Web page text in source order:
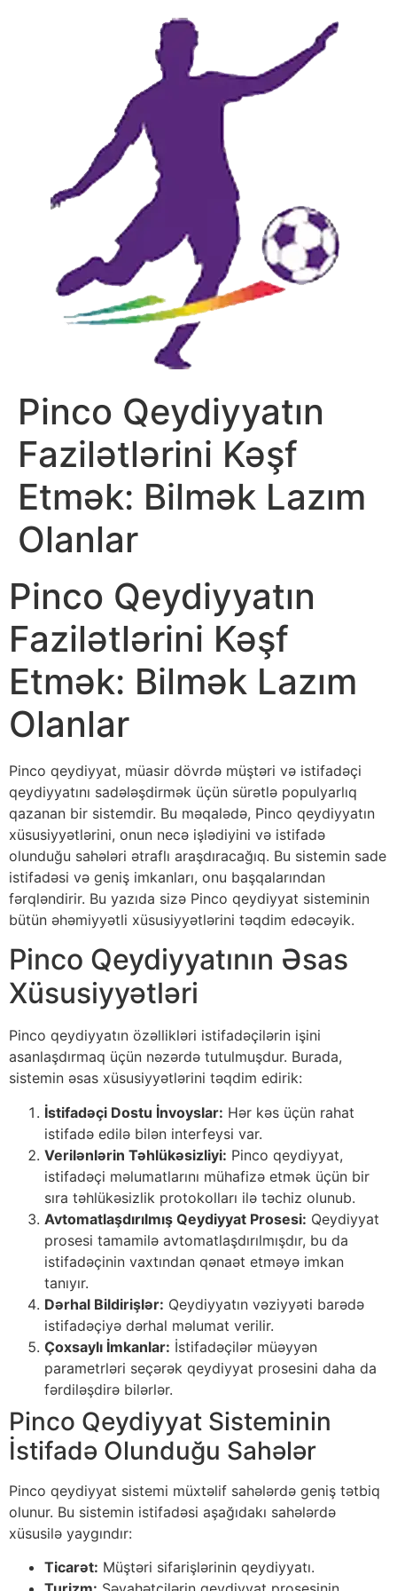
Pinco Qeydiyyatın
Fazilətlərini Kəşf
Etmək: Bilmək Lazım
Olanlar
Pinco Qeydiyyatın
Fazilətlərini Kəşf
Etmək: Bilmək Lazım
Olanlar
Pinco qeydiyyat, müasir dövrdə müştəri və istifadəçi
qeydiyyatını sadələşdirmək üçün sürətlə populyarlıq
qazanan bir sistemdir. Bu məqalədə, Pinco qeydiyyatın
xüsusiyyətlərini, onun necə işlədiyini və istifadə
olunduğu sahələri ətraflı araşdıracağıq. Bu sistemin sade
istifadəsi və geniş imkanları, onu başqalarından
fərqləndirir. Bu yazıda sizə Pinco qeydiyyat sisteminin
bütün əhəmiyyətli xüsusiyyətlərini təqdim edəcəyik.
Pinco Qeydiyyatının Əsas
Xüsusiyyətləri
Pinco qeydiyyatın özəllikləri istifadəçilərin işini
asanlaşdırmaq üçün nəzərdə tutulmuşdur. Burada,
sistemin əsas xüsusiyyətlərini təqdim edirik:
İstifadəçi Dostu İnvoyslar: Hər kəs üçün rahat
istifadə edilə bilən interfeysi var.
Verilənlərin Təhlükəsizliyi: Pinco qeydiyyat,
istifadəçi məlumatlarını mühafizə etmək üçün bir
sıra təhlükəsizlik protokolları ilə təchiz olunub.
Avtomatlaşdırılmış Qeydiyyat Prosesi: Qeydiyyat
prosesi tamamilə avtomatlaşdırılmışdır, bu da
istifadəçinin vaxtından qənaət etməyə imkan
tanıyır.
Dərhal Bildirişlər: Qeydiyyatın vəziyyəti barədə
istifadəçiyə dərhal məlumat verilir.
Çoxsaylı İmkanlar: İstifadəçilər müəyyən
parametrləri seçərək qeydiyyat prosesini daha da
fərdiləşdirə bilərlər.
Pinco Qeydiyyat Sisteminin
İstifadə Olunduğu Sahələr
Pinco qeydiyyat sistemi müxtəlif sahələrdə geniş tətbiq
olunur. Bu sistemin istifadəsi aşağıdakı sahələrdə
xüsusilə yaygındır:
Ticarət: Müştəri sifarişlərinin qeydiyyatı.